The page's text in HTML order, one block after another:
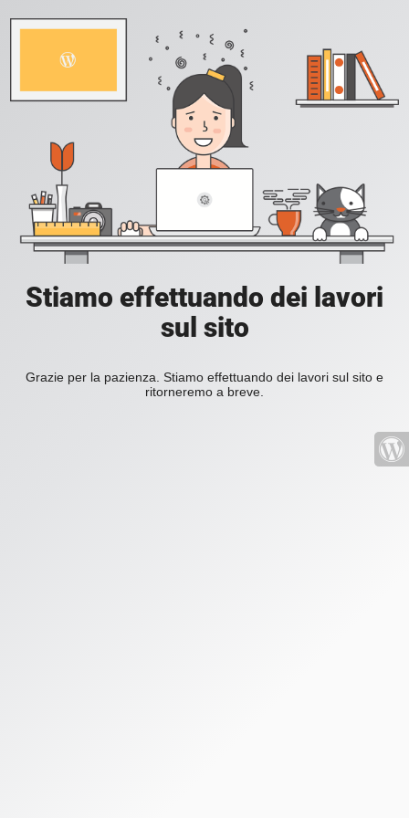
Stiamo effettuando dei lavori
sul sito
Grazie per la pazienza. Stiamo effettuando dei lavori sul sito e
ritorneremo a breve.